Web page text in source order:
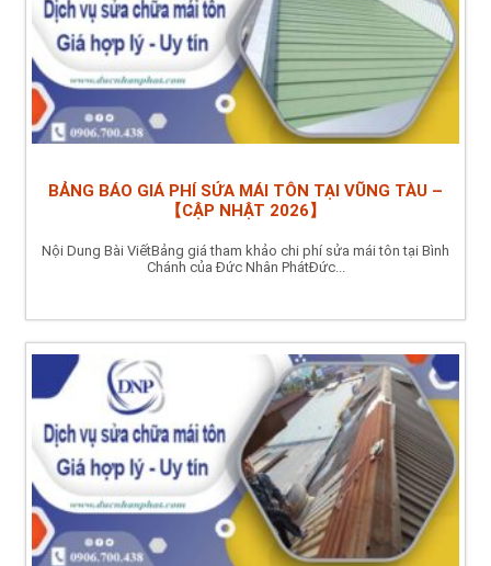
BẢNG BÁO GIÁ PHÍ SỬA MÁI TÔN TẠI VŨNG TÀU –
【CẬP NHẬT 2026】
Nội Dung Bài ViếtBảng giá tham khảo chi phí sửa mái tôn tại Bình
Chánh của Đức Nhân PhátĐức...